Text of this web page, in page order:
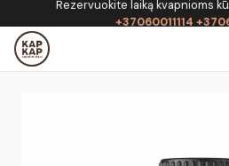
Rezervuokite laiką kvapnioms
+37060011114